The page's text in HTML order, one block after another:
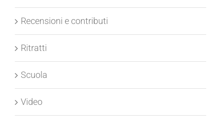
Intelligenza
Recensioni e contributi
Ritratti
Scuola
Video